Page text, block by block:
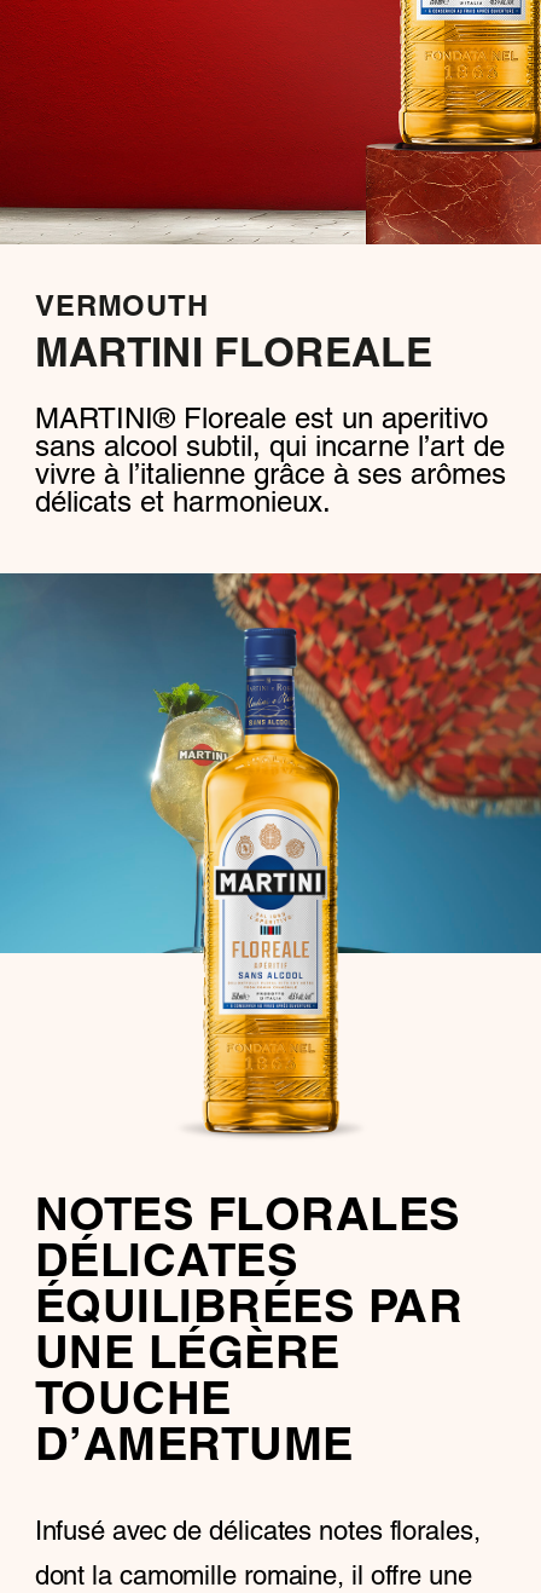
VERMOUTH
MARTINI FLOREALE
MARTINI® Floreale est un aperitivo
sans alcool subtil, qui incarne l’art de
vivre à l’italienne grâce à ses arômes
délicats et harmonieux.
NOTES FLORALES
DÉLICATES
ÉQUILIBRÉES PAR
UNE LÉGÈRE
TOUCHE
D’AMERTUME
Infusé avec de délicates notes florales,
dont la camomille romaine, il offre une